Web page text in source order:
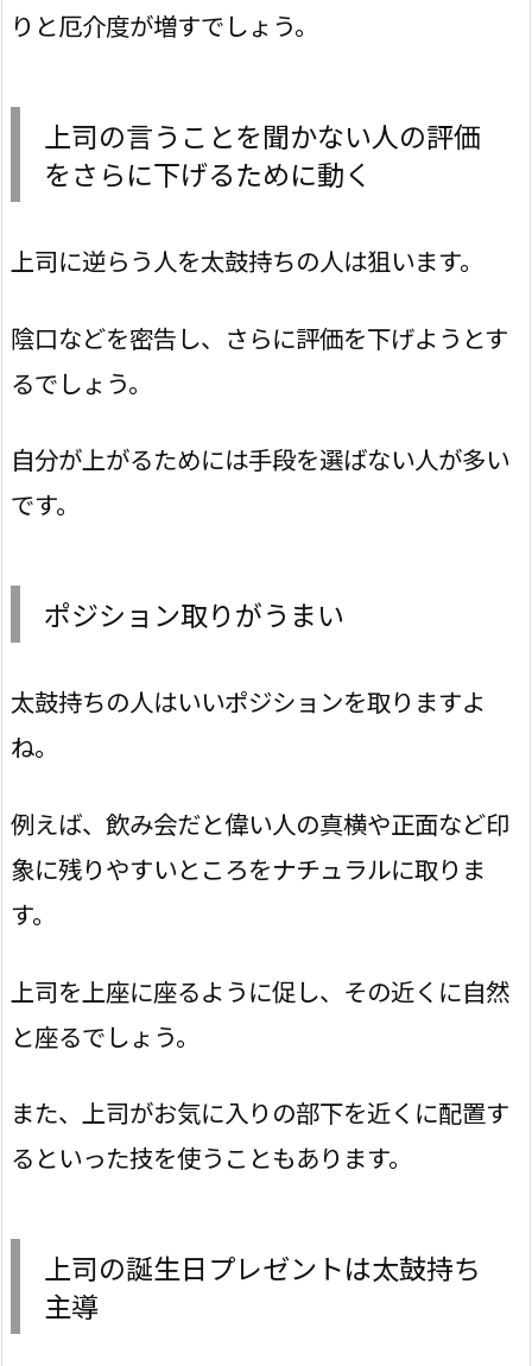
りと厄介度が増すでしょう。
上司の言うことを聞かない人の評価
をさらに下げるために動く
上司に逆らう人を太鼓持ちの人は狙います。
陰口などを密告し、さらに評価を下げようとす
るでしょう。
自分が上がるためには手段を選ばない人が多い
です。
ポジション取りがうまい
太鼓持ちの人はいいポジションを取りますよ
ね。
例えば、飲み会だと偉い人の真横や正面など印
象に残りやすいところをナチュラルに取りま
す。
上司を上座に座るように促し、その近くに自然
と座るでしょう。
また、上司がお気に入りの部下を近くに配置す
るといった技を使うこともあります。
上司の誕生日プレゼントは太鼓持ち
主導